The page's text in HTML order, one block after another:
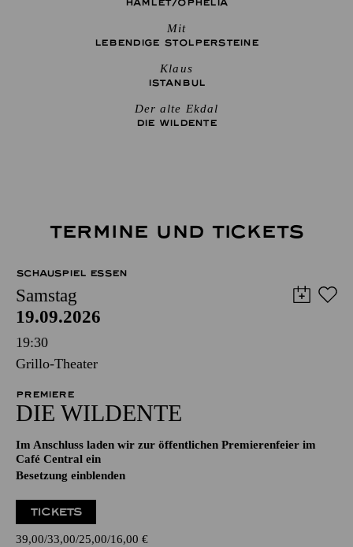
HAMLET/­OPHELIA
Mit
LEBENDIGE STOLPER­STEINE
Klaus
ISTANBUL
Der alte Ekdal
DIE WILDENTE
TERMINE UND TICKETS
SCHAUSPIEL ESSEN
Samstag
19.09.2026
19:30
Grillo-Theater
PREMIERE
DIE WILDENTE
Im Anschluss laden wir zur öffentlichen Premierenfeier im
Café Central ein
Besetzung einblenden
TICKETS
39,00 33,00 25,00 16,00 €